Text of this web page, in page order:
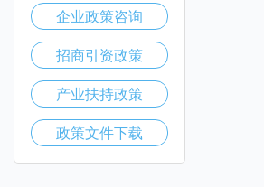
企业政策咨询
招商引资政策
产业扶持政策
政策文件下载